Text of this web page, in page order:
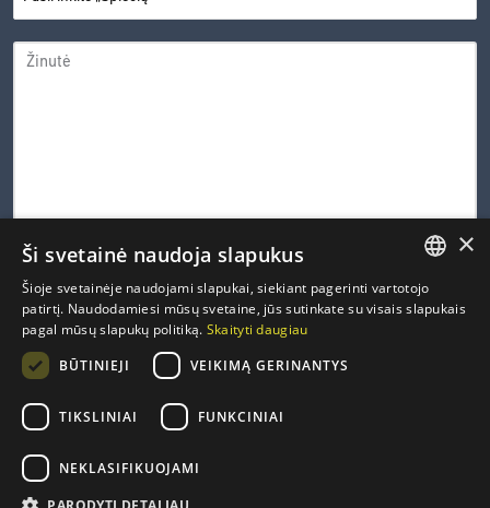
„SPIEČIŲ“*
ŽINUTĖ
0 iš 600 leistinų simbolių
CAPTCHA
PRIVATUMO
POLITIKA
politika .*
LITHUANIAN
×
Ši svetainė naudoja slapukus
Šioje svetainėje naudojami slapukai, siekiant pagerinti vartotojo
patirtį. Naudodamiesi mūsų svetaine, jūs sutinkate su visais slapukais
pagal mūsų slapukų politiką. Skaityti daugiau
BŪTINIEJI
VEIKIMĄ GERINANTYS
TIKSLINIAI FUNKCINIAI
NEKLASIFIKUOJAMI